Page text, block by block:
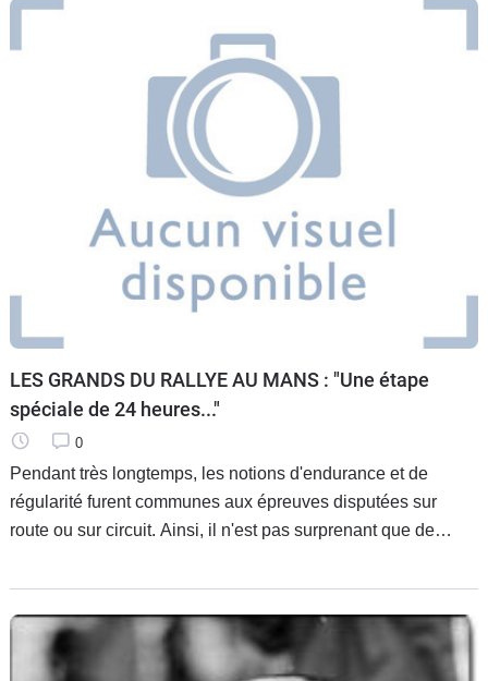
LES GRANDS DU RALLYE AU MANS : "Une étape
spéciale de 24 heures..."
0
Pendant très longtemps, les notions d'endurance et de
régularité furent communes aux épreuves disputées sur
route ou sur circuit. Ainsi, il n'est pas surprenant que de
Olivier Gendebien